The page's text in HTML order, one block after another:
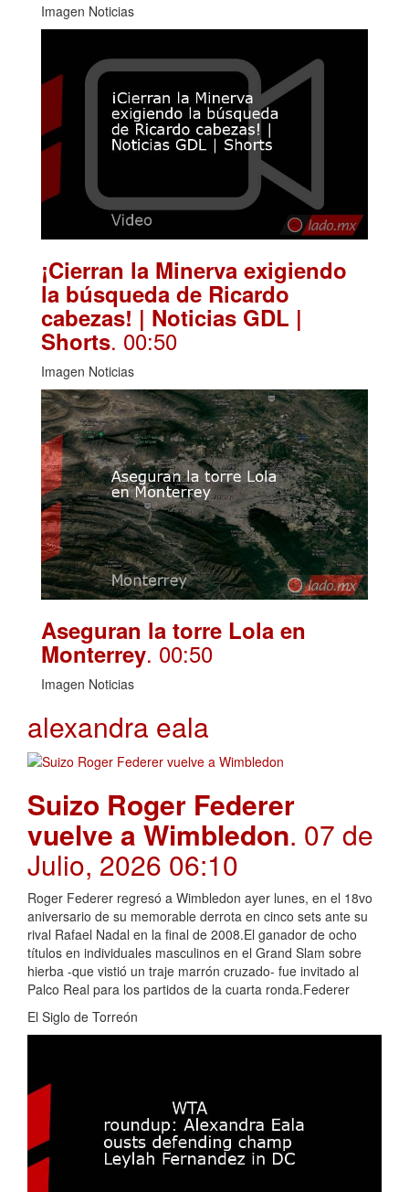
Imagen Noticias
¡Cierran la Minerva exigiendo
la búsqueda de Ricardo
cabezas! | Noticias GDL |
Shorts. 00:50
Imagen Noticias
Aseguran la torre Lola en
Monterrey. 00:50
Imagen Noticias
alexandra eala
Suizo Roger Federer
vuelve a Wimbledon. 07 de
Julio, 2026 06:10
Roger Federer regresó a Wimbledon ayer lunes, en el 18vo
aniversario de su memorable derrota en cinco sets ante su
rival Rafael Nadal en la final de 2008.El ganador de ocho
títulos en individuales masculinos en el Grand Slam sobre
hierba -que vistió un traje marrón cruzado- fue invitado al
Palco Real para los partidos de la cuarta ronda.Federer
El Siglo de Torreón